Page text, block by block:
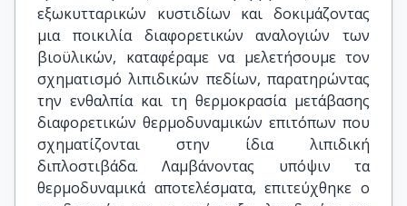
εξωκυτταρικών κυστιδίων και δοκιμάζοντας
μια ποικιλία διαφορετικών αναλογιών των
βιοϋλικών, καταφέραμε να μελετήσουμε τον
σχηματισμό λιπιδικών πεδίων, παρατηρώντας
την ενθαλπία και τη θερμοκρασία μετάβασης
διαφορετικών θερμοδυναμικών επιτόπων που
σχηματίζονται στην ίδια λιπιδική
διπλοστιβάδα. Λαμβάνοντας υπόψιν τα
θερμοδυναμικά αποτελέσματα, επιτεύχθηκε ο